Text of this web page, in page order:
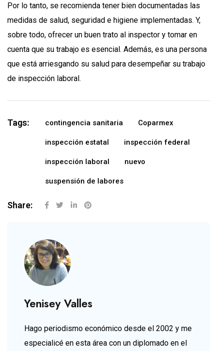
Por lo tanto, se recomienda tener bien documentadas las
medidas de salud, seguridad e higiene implementadas. Y,
sobre todo, ofrecer un buen trato al inspector y tomar en
cuenta que su trabajo es esencial. Además, es una persona
que está arriesgando su salud para desempeñar su trabajo
de inspección laboral.
Tags: contingencia sanitaria Coparmex
inspección estatal inspección federal
inspección laboral nuevo
suspensión de labores
Share:
Yenisey Valles
Hago periodismo económico desde el 2002 y me
especialicé en esta área con un diplomado en el